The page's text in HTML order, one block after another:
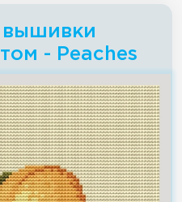
вышивки
- Peaches